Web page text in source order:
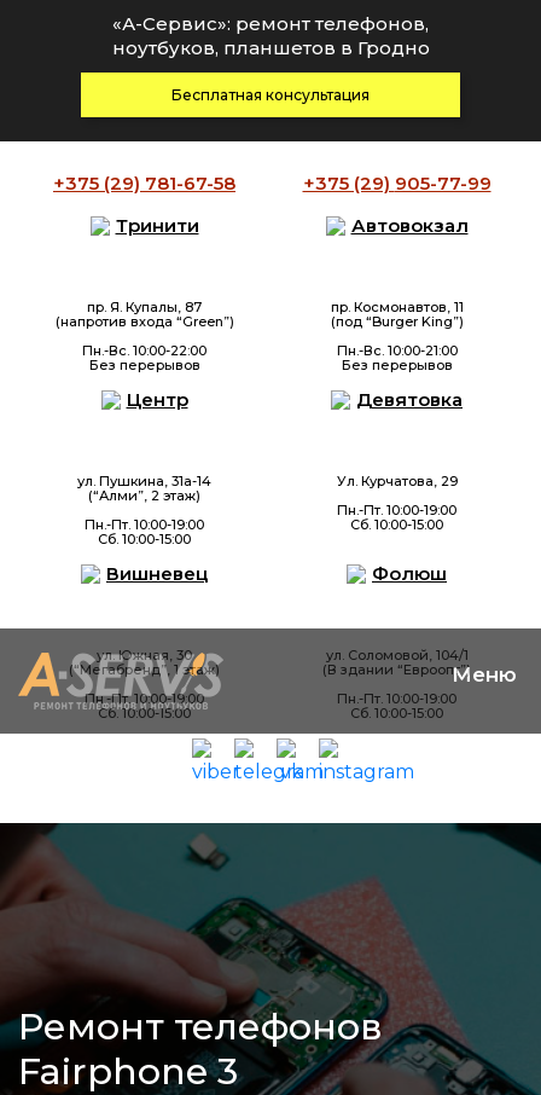
+375 (29) 781-67-58 +375 (29) 905-77-99
Тринити
пр. Я. Купалы, 87
(напротив входа “Green”)
Пн.-Вс. 10:00-22:00
Без перерывов
Автовокзал
пр. Космонавтов, 11
(под “Burger King”)
Пн.-Вс. 10:00-21:00
Без перерывов
Центр
ул. Пушкина, 31а-14
(“Алми”, 2 этаж)
Пн.-Пт. 10:00-19:00
Сб. 10:00-15:00
Девятовка
Ул. Курчатова, 29
Пн.-Пт. 10:00-19:00
Сб. 10:00-15:00
Вишневец
ул. Южная, 30
(“Мегабренд”, 1 этаж)
Пн.-Пт. 10:00-19:00
Сб. 10:00-15:00
Фолюш
ул. Соломовой, 104/1
(В здании “Евроопт”)
Пн.-Пт. 10:00-19:00
Сб. 10:00-15:00
«А-Сервис»: ремонт телефонов,
ноутбуков, планшетов в Гродно
Бесплатная консультация
Ремонт телефонов
Fairphone 3